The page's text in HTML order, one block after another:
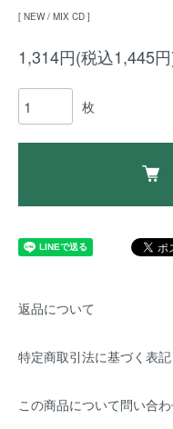
[ NEW / MIX CD ]
1,314円(税込1,445
枚
返品について
特定商取引法に基づく表記
この商品について問い合